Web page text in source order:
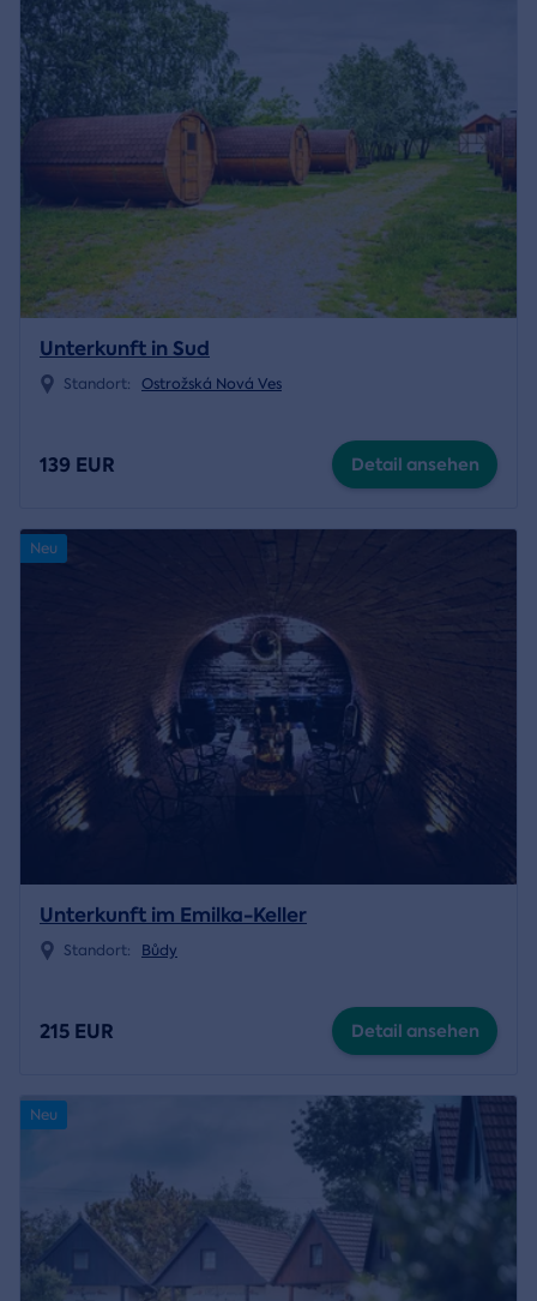
Unterkunft in Sud
Standort: Ostrožská Nová Ves
139 EUR Detail ansehen
Neu
Unterkunft im Emilka-Keller
Standort: Bůdy
215 EUR Detail ansehen
Neu